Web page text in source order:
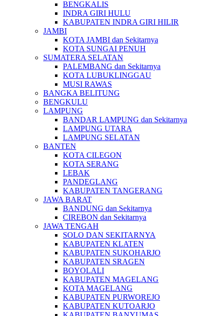
BENGKALIS
INDRA GIRI HULU
KABUPATEN INDRA GIRI HILIR
JAMBI
KOTA JAMBI dan Sekitarnya
KOTA SUNGAI PENUH
SUMATERA SELATAN
PALEMBANG dan Sekitarnya
KOTA LUBUKLINGGAU
MUSI RAWAS
BANGKA BELITUNG
BENGKULU
LAMPUNG
BANDAR LAMPUNG dan Sekitarnya
LAMPUNG UTARA
LAMPUNG SELATAN
BANTEN
KOTA CILEGON
KOTA SERANG
LEBAK
PANDEGLANG
KABUPATEN TANGERANG
JAWA BARAT
BANDUNG dan Sekitarnya
CIREBON dan Sekitarnya
JAWA TENGAH
SOLO DAN SEKITARNYA
KABUPATEN KLATEN
KABUPATEN SUKOHARJO
KABUPATEN SRAGEN
BOYOLALI
KABUPATEN MAGELANG
KOTA MAGELANG
KABUPATEN PURWOREJO
KABUPATEN KUTOARJO